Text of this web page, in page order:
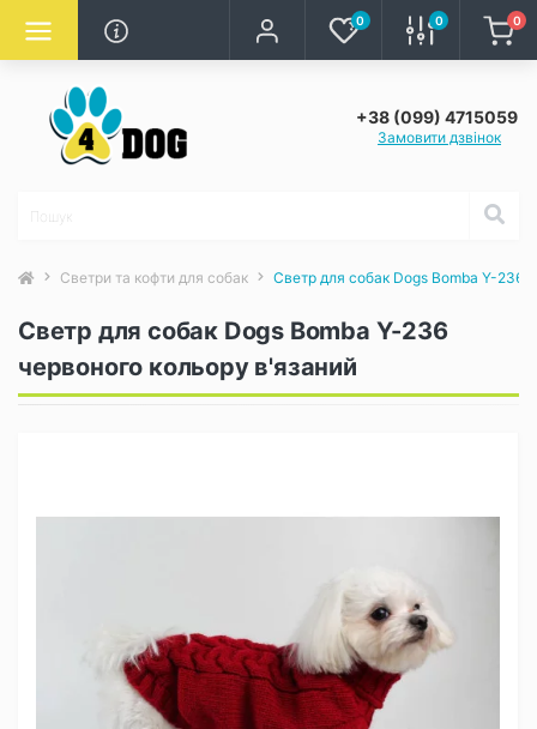
0 0 0
+38 (099) 4715059
Замовити дзвінок
Светри та кофти для собак Светр для собак Dogs Bomba Y-236
Светр для собак Dogs Bomba Y-236
червоного кольору в'язаний